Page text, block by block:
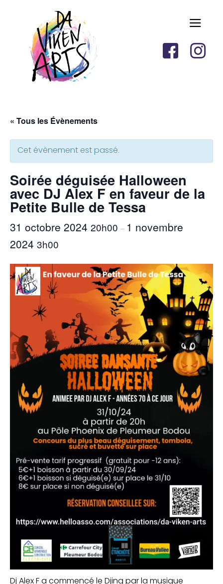
« Tous les Évènements
Cet évènement est passé.
Soirée déguisée Halloween
avec DJ Alex F en faveur de la
Petite Bulle de Tessa
31 octobre 2024 20h00 – 1 novembre
2024 3h00
Dj Alex F a commencé le Djing par la musique